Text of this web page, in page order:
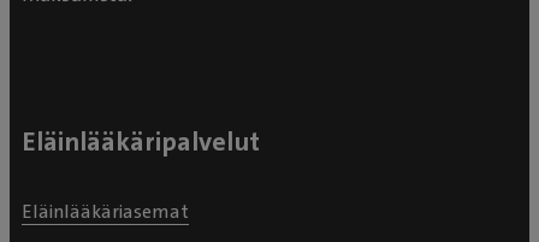
Eläinlääkäripalvelut
Eläinlääkäriasemat